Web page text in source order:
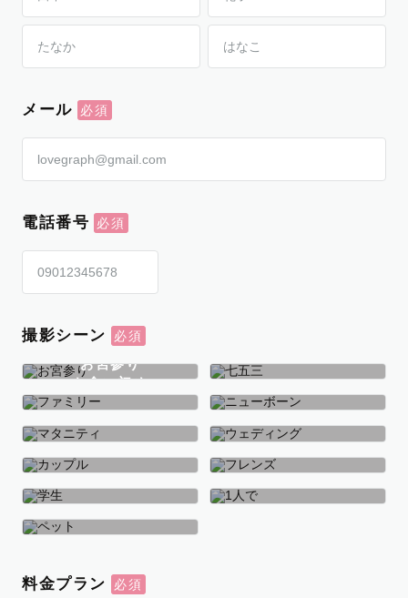
メール
電話番号
撮影シーン
お宮参り
お食い初め
七五三
ファミリー ニューボーン
マタニティ ウェディング
カップル フレンズ
学生
料金プラン